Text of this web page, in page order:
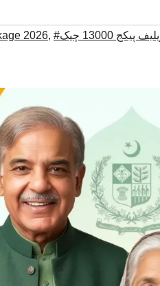
2026, 13000 چیک